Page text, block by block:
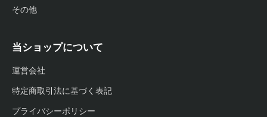
その他
当ショップについて
運営会社
特定商取引法に基づく表記
プライバシーポリシー